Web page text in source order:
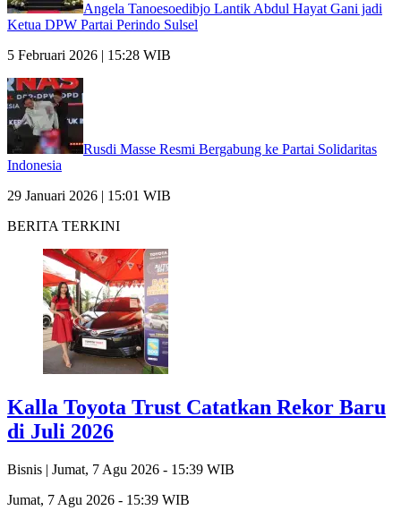
Angela Tanoesoedibjo Lantik Abdul Hayat Gani jadi
Ketua DPW Partai Perindo Sulsel
5 Februari 2026 | 15:28 WIB
Rusdi Masse Resmi Bergabung ke Partai Solidaritas
Indonesia
29 Januari 2026 | 15:01 WIB
BERITA TERKINI
Kalla Toyota Trust Catatkan Rekor Baru
di Juli 2026
Bisnis | Jumat, 7 Agu 2026 - 15:39 WIB
Jumat, 7 Agu 2026 - 15:39 WIB